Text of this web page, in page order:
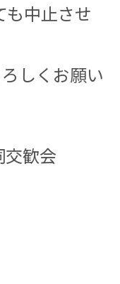
も中止させ
しくお願い
歓会